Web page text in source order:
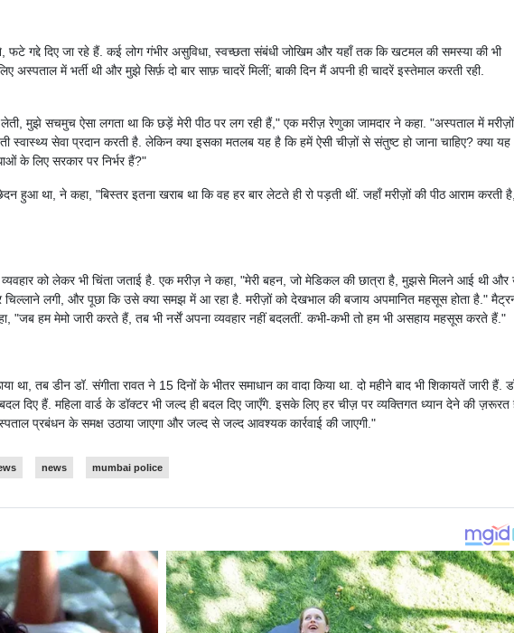
फटे गद्दे दिए जा रहे हैं. कई लोग गंभीर असुविधा, स्वच्छता संबंधी जोखिम और यहाँ तक कि खटमल की समस्या की भी
में भर्ती थी और मुझे सिर्फ़ दो बार साफ़ चादरें मिलीं; बाकी दिन मैं अपनी ही चादरें इस्तेमाल करती रही.
मुझे सचमुच ऐसा लगता था कि छड़ें मेरी पीठ पर लग रही हैं," एक मरीज़ रेणुका जामदार ने कहा. "अस्पताल में
स्वास्थ्य सेवा प्रदान करती है. लेकिन क्या इसका मतलब यह है कि हमें ऐसी चीज़ों से संतुष्ट हो जाना चाहिए? क्या यह
के लिए सरकार पर निर्भर हैं?"
हुआ था, ने कहा, "बिस्तर इतना खराब था कि वह हर बार लेटते ही रो पड़ती थीं. जहाँ मरीज़ों की पीठ आराम करती
को लेकर भी चिंता जताई है. एक मरीज़ ने कहा, "मेरी बहन, जो मेडिकल की छात्रा है, मुझसे मिलने आई थी
लगी, और पूछा कि उसे क्या समझ में आ रहा है. मरीज़ों को देखभाल की बजाय अपमानित महसूस होता है."
"जब हम मेमो जारी करते हैं, तब भी नर्सें अपना व्यवहार नहीं बदलतीं. कभी-कभी तो हम भी असहाय महसूस करते हैं."
तब डीन डॉ. संगीता रावत ने 15 दिनों के भीतर समाधान का वादा किया था. दो महीने बाद भी शिकायतें जारी हैं.
दिए हैं. महिला वार्ड के डॉक्टर भी जल्द ही बदल दिए जाएँगे. इसके लिए हर चीज़ पर व्यक्तिगत ध्यान देने की ज़रूरत
प्रबंधन के समक्ष उठाया जाएगा और जल्द से जल्द आवश्यक कार्रवाई की जाएगी."
news mumbai police